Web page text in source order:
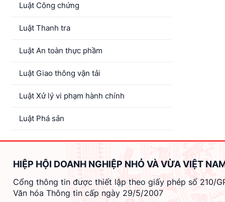
Luật Công chứng
Luật Thanh tra
Luật An toàn thực phầm
Luật Giao thông vận tải
Luật Xử lý vi phạm hành chính
Luật Phá sản
Điều 8. Hiệu
Quyết định
HIỆP HỘI DOANH NGHIỆP NHỎ VÀ VỪA VIỆT
Cổng thông tin được thiết lập theo giấy phép số 210/
Văn hóa Thông tin cấp ngày 29/5/2007